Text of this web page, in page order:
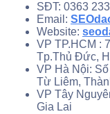
SĐT: 0363
Email:
Website:
VP TP.HCM :
Tp.Thủ Đức,
VP Hà Nội:
Từ Liêm,
VP Tây
Gia Lai